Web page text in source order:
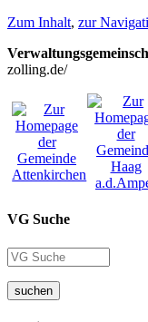
Zum Inhalt, zur
zolling.de/
VG Suche
suchen